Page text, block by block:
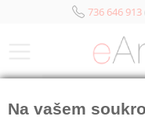
736 646 913
Na vašem